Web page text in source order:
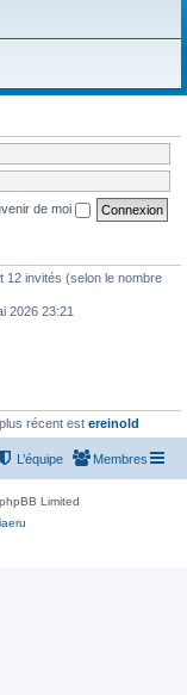
de moi
12 invités (selon le nombre
2026 23:21
récent est ereinold
Membres
L’équipe
Limited